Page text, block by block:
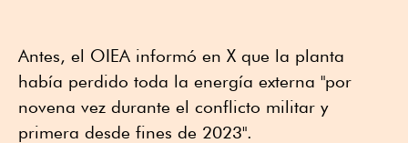
Antes, el OIEA informó en X que la planta
había perdido toda la energía externa "por
novena vez durante el conflicto militar y
primera desde fines de 2023".